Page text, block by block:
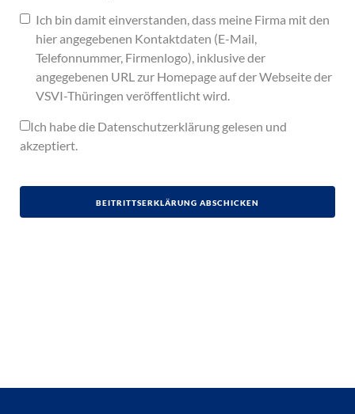
Ich bin damit einverstanden, dass meine Firma mit den
hier angegebenen Kontaktdaten (E-Mail,
Telefonnummer, Firmenlogo), inklusive der
angegebenen URL zur Homepage auf der Webseite der
VSVI-Thüringen veröffentlicht wird.
Ich habe die Datenschutzerklärung gelesen und
akzeptiert.